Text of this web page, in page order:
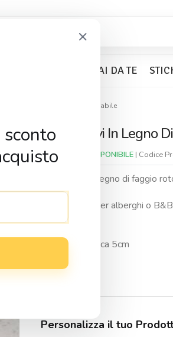
FAI DA TE
Faggio rotondo Personalizzabile
Portachiavi In Legno
Disponibilitá: DISPONIBILE | Codice
Portachiavi in legno di faggio
Adatti anche per alberghi o
camere!
Dimensione circa 5cm
8,90
Personalizza il tuo
×